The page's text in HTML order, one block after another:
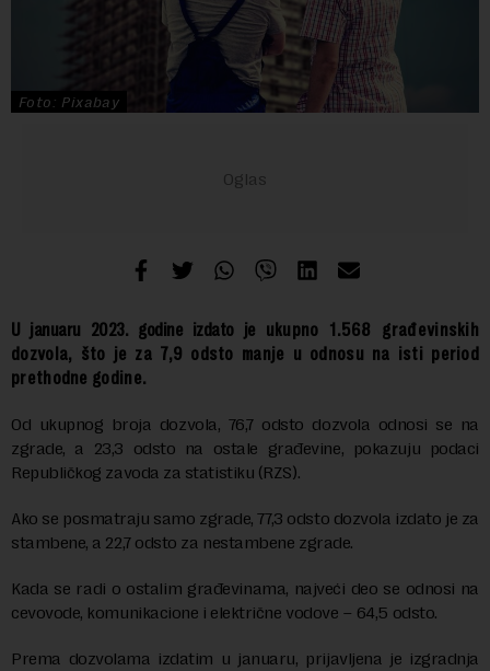
Foto: Pixabay
U januaru 2023. godine izdato je ukupno 1.568 građevinskih
dozvola, što je za 7,9 odsto manje u odnosu na isti period
prethodne godine.
Od ukupnog broja dozvola, 76,7 odsto dozvola odnosi se na
zgrade, a 23,3 odsto na ostale građevine, pokazuju podaci
Republičkog zavoda za statistiku (RZS).
Ako se posmatraju samo zgrade, 77,3 odsto dozvola izdato je za
stambene, a 22,7 odsto za nestambene zgrade.
Kada se radi o ostalim građevinama, najveći deo se odnosi na
cevovode, komunikacione i električne vodove – 64,5 odsto.
Prema dozvolama izdatim u januaru, prijavljena je izgradnja